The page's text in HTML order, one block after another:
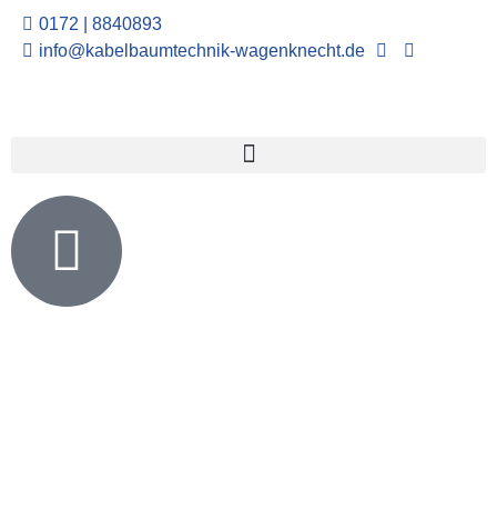
0172 | 8840893
info@kabelbaumtechnik-wagenknecht.de